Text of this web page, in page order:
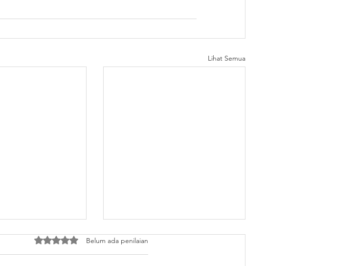
Lihat Semua
Dinilai 0 dari 5 bintang.
Belum ada penilaian